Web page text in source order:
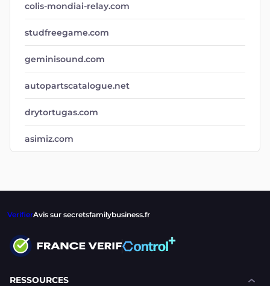
colis-mondiai-relay.com
studfreegame.com
geminisound.com
autopartscatalogue.net
drytortugas.com
asimiz.com
VerifierAvis sur secretsfamilybusiness.fr
RESSOURCES